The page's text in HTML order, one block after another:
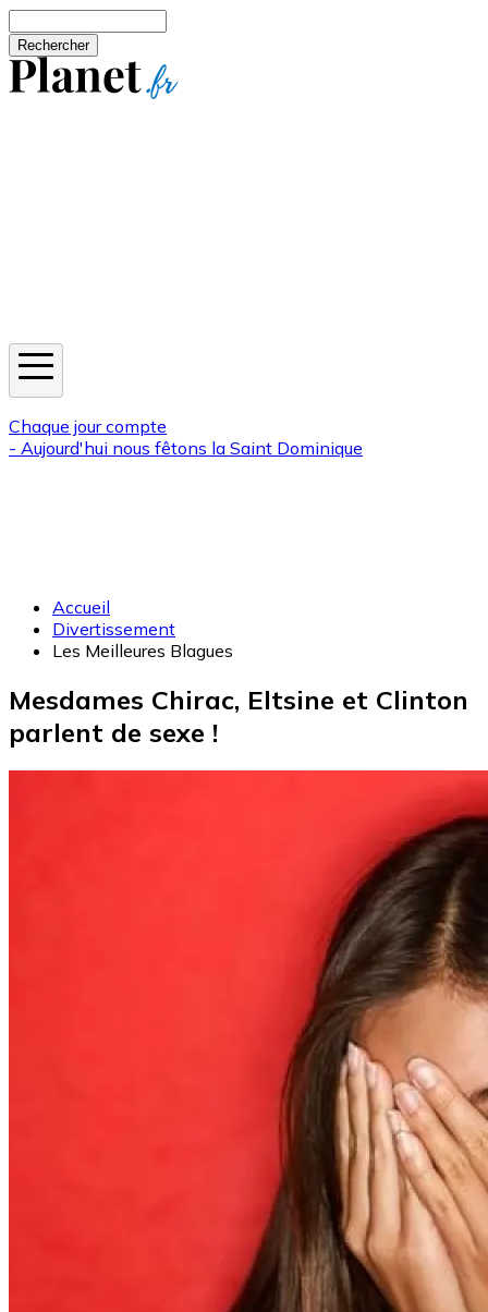
Chaque jour compte
- Aujourd'hui nous fêtons la Saint Dominique
Accueil
Divertissement
Les Meilleures Blagues
Mesdames Chirac, Eltsine et Clinton
parlent de sexe !